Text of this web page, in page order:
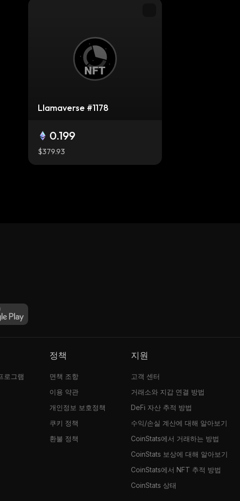
Llamaverse #1178
0.199
$379.93
로그램
정책
면책 조항
이용 약관
개인정보 보호정책
쿠키 정책
환불 정책
지원
고객 센터
거래소와 지갑 연결 방법
DeFi 자산 추적 방법
수익/손실 계산에 대해 알아보기
CoinStats에서 거래하는 방법
CoinStats 보상에 대해 알아보기
CoinStats에서 NFT 추적 방법
CoinStats 상태